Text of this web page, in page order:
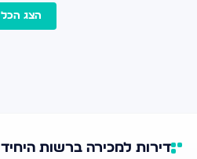
הצג הכל
דירות למכירה ברשות היחיד